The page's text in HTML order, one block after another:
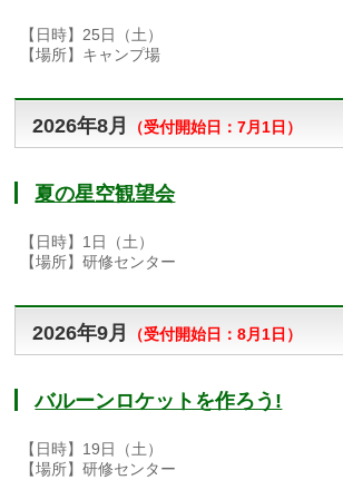
【日時】25日（土）
【場所】キャンプ場
2026年8月 （受付開始日：7月1日）
夏の星空観望会
【日時】1日（土）
【場所】研修センター
2026年9月 （受付開始日：8月1日）
バルーンロケットを作ろう!
【日時】19日（土）
【場所】研修センター